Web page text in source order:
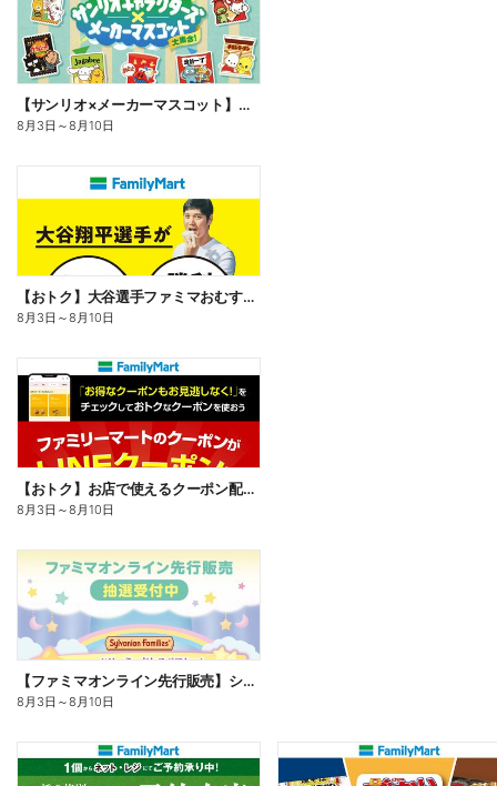
【サンリオ×メーカーマスコット】オリジナルグッズ貰える!
8月3日 ～8月10日
【おトク】大谷選手ファミマおむすび割
8月3日 ～8月10日
【おトク】お店で使えるクーポン配信中
8月3日 ～8月10日
【ファミマオンライン先行販売】シルバニアファミリー
8月3日 ～8月10日